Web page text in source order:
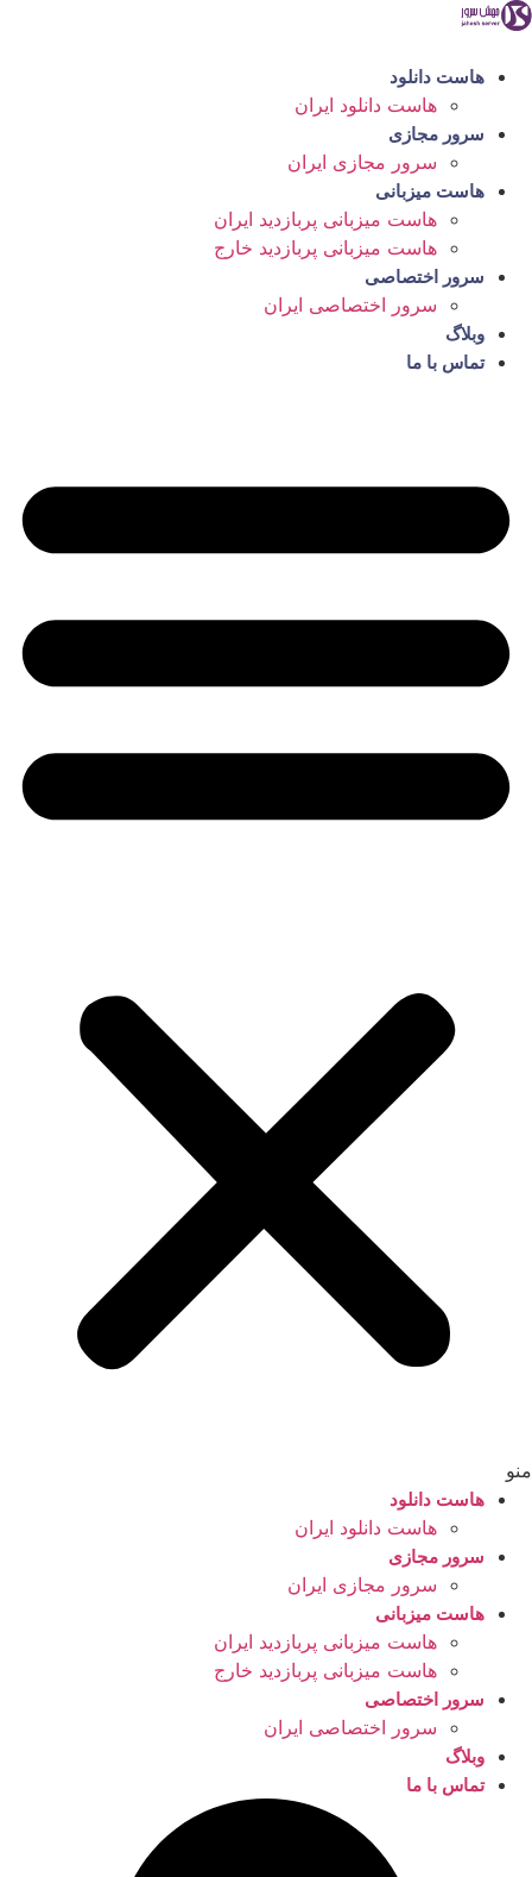
پرش
محتوا
هاست دانلود
هاست دانلود ایران
سرور مجازی
سرور مجازی ایران
هاست میزبانی
هاست میزبانی پربازدید ایران
هاست میزبانی پربازدید خارج
سرور اختصاصی
سرور اختصاصی ایران
وبلاگ
تماس با ما
منو
هاست دانلود
هاست دانلود ایران
سرور مجازی
سرور مجازی ایران
هاست میزبانی
هاست میزبانی پربازدید ایران
هاست میزبانی پربازدید خارج
سرور اختصاصی
سرور اختصاصی ایران
وبلاگ
تماس با ما